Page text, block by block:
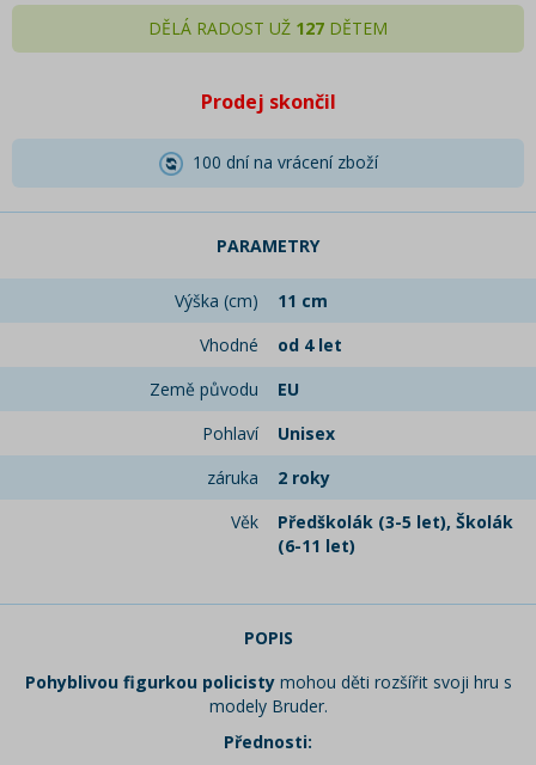
DĚLÁ RADOST UŽ 127 DĚTEM
Prodej skončil
100 dní na vrácení zboží
PARAMETRY
Výška (cm)
11 cm
Vhodné
od 4 let
Země původu
EU
Pohlaví
Unisex
záruka
2 roky
Věk
Předškolák (3-5 let), Školák
(6-11 let)
POPIS
Pohyblivou figurkou policistymohou děti rozšířit svoji hru s
modely Bruder.
Přednosti: